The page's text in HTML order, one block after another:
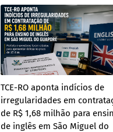
TCE-RO aponta indícios de
irregularidades em
de R$ 1,68 milhão para
de inglês em São Miguel do